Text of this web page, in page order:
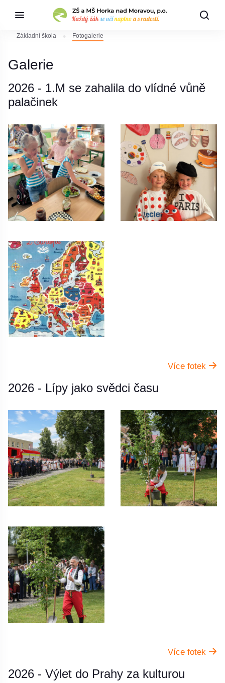
Základní škola Fotogalerie
Galerie
2026 - 1.M se zahalila do vlídné vůně
palačinek
Více fotek
2026 - Lípy jako svědci času
Více fotek
2026 - Výlet do Prahy za kulturou